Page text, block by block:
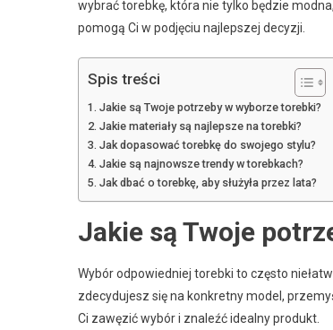
wybrać torebkę, która nie tylko będzie
pomogą Ci w podjęciu najlepszej decyzji.
Spis treści
Jakie są Twoje potrzeby w wyborze torebki?
Jakie materiały są najlepsze na torebki?
Jak dopasować torebkę do swojego stylu?
Jakie są najnowsze trendy w torebkach?
Jak dbać o torebkę, aby służyła przez lata?
Jakie są Twoje
Wybór odpowiedniej torebki to często
zdecydujesz się na konkretny model,
Ci zawęzić wybór i znaleźć idealny produkt.